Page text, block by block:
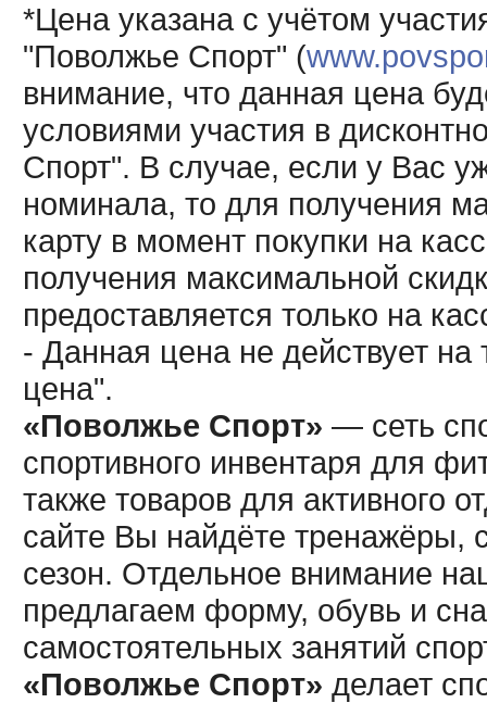
*Цена указана с учётом
"Поволжье Спорт" (
внимание, что данная цена
условиями участия в
Спорт". В случае, если у Вас
номинала, то для получения
карту в момент покупки на
получения максимальной
предоставляется только на
- Данная цена не действует
цена".
«Поволжье Спорт» — сеть
спортивного инвентаря для
также товаров для активного
сайте Вы найдёте тренажёры,
сезон. Отдельное внимание
предлагаем форму, обувь и
самостоятельных занятий
«Поволжье Спорт» делает